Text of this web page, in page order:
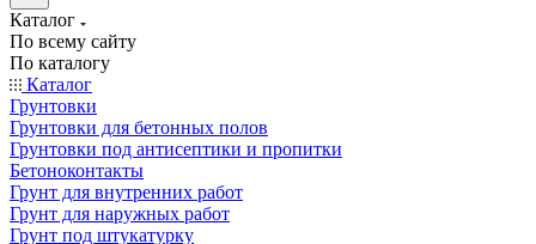
Каталог
По всему сайту
По каталогу
Каталог
Грунтовки
Грунтовки для бетонных полов
Грунтовки под антисептики и пропитки
Бетоноконтакты
Грунт для внутренних работ
Грунт для наружных работ
Грунт под штукатурку